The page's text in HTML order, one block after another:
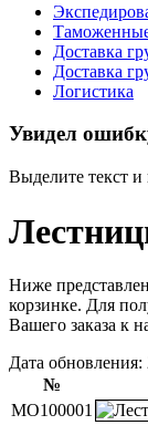
Доставка
Доставка
Логистика
Увидел
Выделите текст
Ниже
корзинке. Для
Вашего заказа к
Дата обновления:
№
MO100001